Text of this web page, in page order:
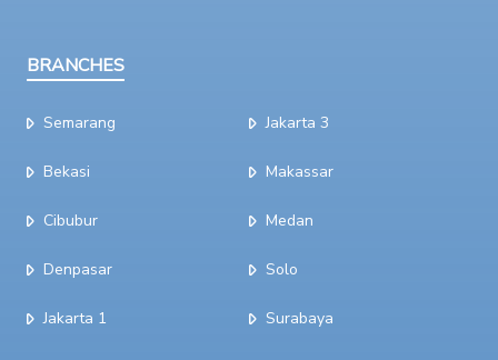
BRANCHES
Semarang
Bekasi
Cibubur
Denpasar
Jakarta 1
Jakarta 3
Makassar
Medan
Solo
Surabaya